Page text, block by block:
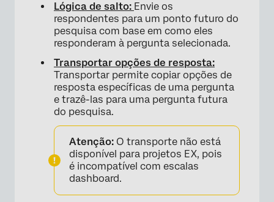
Lógica de salto: Envie os
respondentes para um ponto futuro do
pesquisa com base em como eles
responderam à pergunta selecionada.
Transportar opções de resposta:
Transportar permite copiar opções de
resposta específicas de uma pergunta
e trazê-las para uma pergunta futura
do pesquisa.
Atenção: O transporte não está
disponível para projetos EX, pois
é incompatível com escalas
dashboard.